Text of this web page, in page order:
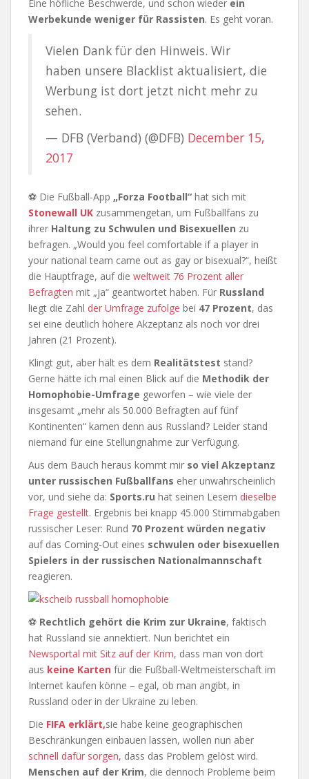
Eine höfliche Beschwerde, und schon wieder ein
Werbekunde weniger für Rassisten. Es geht voran.
Vielen Dank für den Hinweis. Wir
haben unsere Blacklist aktualisiert, die
Werbung ist dort jetzt nicht mehr zu
sehen.
— DFB (Verband) (@DFB) December 15,
2017
⚽ Die Fußball-App „Forza Football“ hat sich mit
Stonewall UK zusammengetan, um Fußballfans zu
ihrer Haltung zu Schwulen und Bisexuellen zu
befragen. „Would you feel comfortable if a player in
your national team came out as gay or bisexual?“, heißt
die Hauptfrage, auf die weltweit 76 Prozent aller
Befragten mit „ja“ geantwortet haben. Für Russland
liegt die Zahl der Umfrage zufolge bei 47 Prozent, das
sei eine deutlich höhere Akzeptanz als noch vor drei
Jahren (21 Prozent).
Klingt gut, aber hält es dem Realitätstest stand?
Gerne hätte ich mal einen Blick auf die Methodik der
Homophobie-Umfrage geworfen – wie viele der
insgesamt „mehr als 50.000 Befragten auf fünf
Kontinenten“ kamen denn aus Russland? Leider stand
niemand für eine Stellungnahme zur Verfügung.
Aus dem Bauch heraus kommt mir so viel Akzeptanz
unter russischen Fußballfans eher unwahrscheinlich
vor, und siehe da: Sports.ru hat seinen Lesern dieselbe
Frage gestellt. Ergebnis bei knapp 45.000 Stimmabgaben
russischer Leser: Rund 70 Prozent würden negativ
auf das Coming-Out eines schwulen oder bisexuellen
Spielers in der russischen Nationalmannschaft
reagieren.
⚽ Rechtlich gehört die Krim zur Ukraine, faktisch
hat Russland sie annektiert. Nun berichtet ein
Newsportal mit Sitz auf der Krim, dass man von dort
aus keine Karten für die Fußball-Weltmeisterschaft im
Internet kaufen könne – egal, ob man angibt, in
Russland oder in der Ukraine zu leben.
Die FIFA erklärt,sie habe keine geographischen
Beschränkungen einbauen lassen, wollen nun aber
schnell dafür sorgen, dass das Problem gelöst wird.
Menschen auf der Krim, die dennoch Probleme beim